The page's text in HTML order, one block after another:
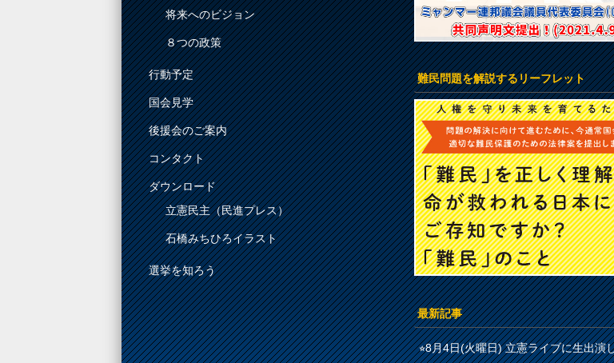
将来へのビジョン
８つの政策
行動予定
国会見学
後援会のご案内
コンタクト
ダウンロード
立憲民主（民進プレス）
石橋みちひろイラスト
選挙を知ろう
難民問題を解説するリーフレット
最新記事
⭐︎8月4日(火曜日) 立憲ライブに生出演